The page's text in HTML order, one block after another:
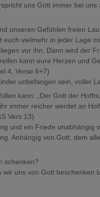
uns Gott immer bei
unseren Gefühlen freien
euch vielmehr in jeder Lage
vor ihn. Dann wird der
kann eure Herzen und
4, Verse 6+7)
unbefangen sein, voller
kann: „Der Gott der
immer reicher werdet an
Vers 13)
und ein Friede unabhängig
Anhängig von Gott, dem
schenken?
uns von Gott beschenken